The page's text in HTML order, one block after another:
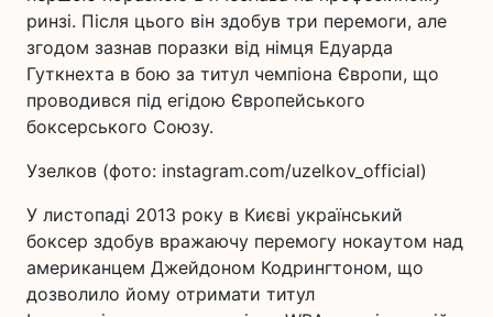
ринзі. Після цього він здобув три перемоги, але
згодом зазнав поразки від німця Едуарда
Гуткнехта в бою за титул чемпіона Європи, що
проводився під егідою Європейського
боксерського Союзу.
Узелков (фото: instagram.com/uzelkov_official)
У листопаді 2013 року в Києві український
боксер здобув вражаючу перемогу нокаутом над
американцем Джейдоном Кодрингтоном, що
дозволило йому отримати титул